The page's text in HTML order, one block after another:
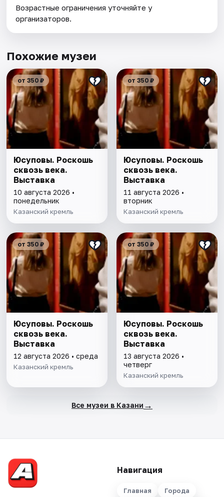
Возрастные ограничения уточняйте у
организаторов.
Похожие музеи
от 350 ₽
Юсуповы. Роскошь
сквозь века.
Выставка
10 августа 2026 •
понедельник
Казанский кремль
от 350 ₽
Юсуповы. Роскошь
сквозь века.
Выставка
11 августа 2026 •
вторник
Казанский кремль
от 350 ₽
Юсуповы. Роскошь
сквозь века.
Выставка
12 августа 2026 • среда
Казанский кремль
от 350 ₽
Юсуповы. Роскошь
сквозь века.
Выставка
13 августа 2026 •
четверг
Казанский кремль
Все музеи в Казани →
Навигация
Главная Города